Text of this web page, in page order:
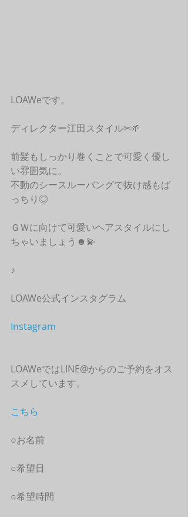
LOAWeです。
ディレクター江田スタイル✂︎🌱
前髪もしっかり巻くことで可愛く優し
い雰囲気に。
不動のシースルーバングで抜け感もば
っちり◎
ＧＷに向けて可愛いヘアスタイルにし
ちゃいましょう☻💫
♪
LOAWe公式インスタグラム
Instagram
LOAWeではLINE@からのご予約をオス
スメしています。
こちら
○お名前
○希望日
○希望時間